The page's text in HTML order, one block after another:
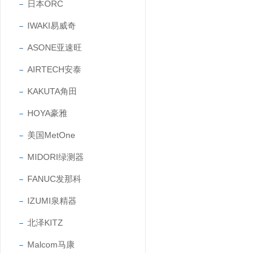
日本ORC
IWAKI易威奇
ASONE亚速旺
AIRTECH安泰
KAKUTA角田
HOYA豪雅
美国MetOne
MIDORI绿测器
FANUC发那科
IZUMI泉精器
北泽KITZ
Malcom马康